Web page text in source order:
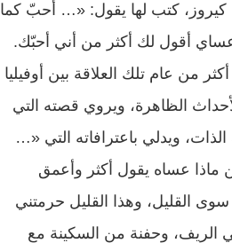
كيروز، كتب لها يقول: «… أحبّ كما
أقول لك أكثر من أني أحبّك.
من عام تلك العلاقة بين أوفيليا
الظاهرة، ويروي قصته التي
ويدلي باعترافاته التي «…
ماذا عساه يقول أكثر وأعمق
القليل، وهذا القليل حرمتني
الريف، وحفنة من السكينة مع